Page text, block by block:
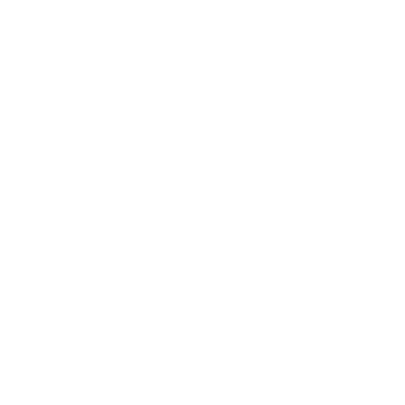
are used to help us analyze how the website is used and to offer